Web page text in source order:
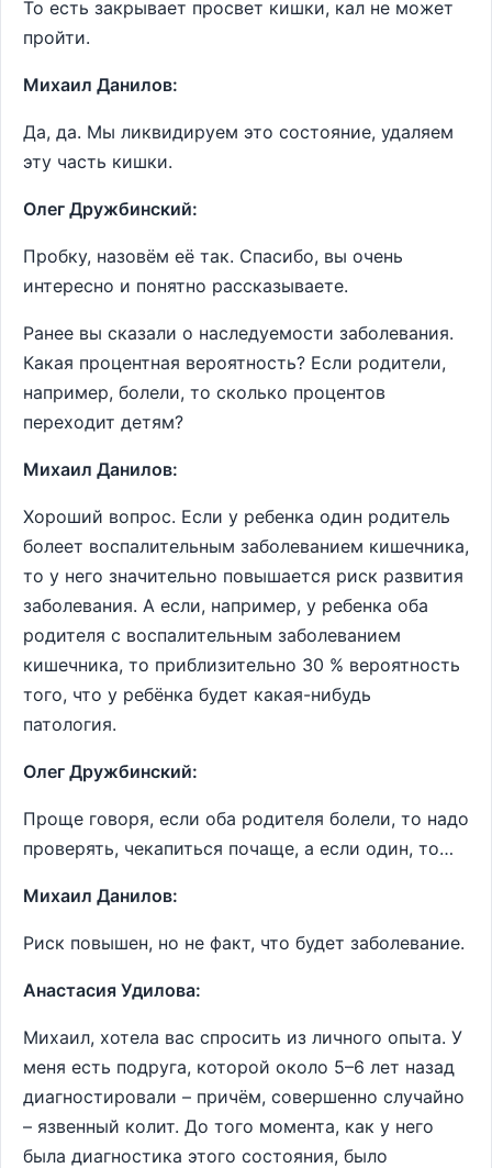
То есть закрывает просвет кишки, кал не может
пройти.
Михаил Данилов:
Да, да. Мы ликвидируем это состояние, удаляем
эту часть кишки.
Олег Дружбинский:
Пробку, назовём её так. Спасибо, вы очень
интересно и понятно рассказываете.
Ранее вы сказали о наследуемости заболевания.
Какая процентная вероятность? Если родители,
например, болели, то сколько процентов
переходит детям?
Михаил Данилов:
Хороший вопрос. Если у ребенка один родитель
болеет воспалительным заболеванием кишечника,
то у него значительно повышается риск развития
заболевания. А если, например, у ребенка оба
родителя с воспалительным заболеванием
кишечника, то приблизительно 30 % вероятность
того, что у ребёнка будет какая-нибудь
патология.
Олег Дружбинский:
Проще говоря, если оба родителя болели, то надо
проверять, чекапиться почаще, а если один, то…
Михаил Данилов:
Риск повышен, но не факт, что будет заболевание.
Анастасия Удилова:
Михаил, хотела вас спросить из личного опыта. У
меня есть подруга, которой около 5–6 лет назад
диагностировали – причём, совершенно случайно
– язвенный колит. До того момента, как у него
была диагностика этого состояния, было